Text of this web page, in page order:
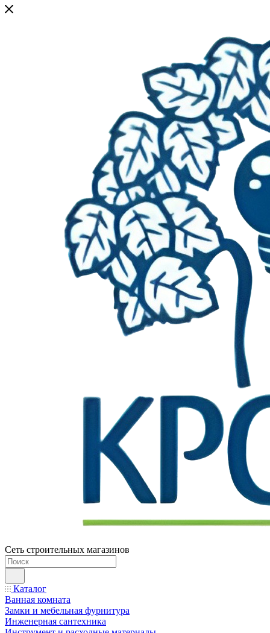
Сеть строительных магазинов
Каталог
Ванная комната
Замки и мебельная фурнитура
Инженерная сантехника